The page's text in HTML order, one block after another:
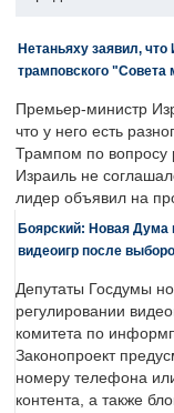
Нетаньяху заявил,
трамповского
Премьер-министр
что у него есть
Трампом по
Израиль не
лидер объявил на
Боярский: Новая Дума
видеоигр после
Депутаты Госдумы
регулировании
комитета по
Законопроект
номеру телефона
контента, а также